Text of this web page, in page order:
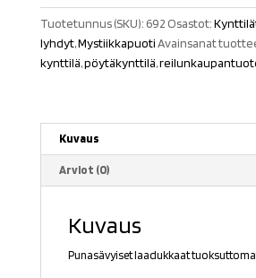
Tuotetunnus (SKU): 692 Osastot:
lyhdyt,MystiikkapuotiAvainsanat
kynttilä,pöytäkynttilä,
Kuvaus
Arviot (0)
Kuvaus
Punasävyiset laadukkaat